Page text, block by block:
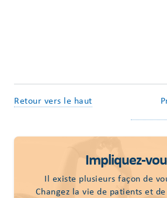
Retour vers le haut
Impliquez-
Il existe plusieurs façon de
Changez la vie de patients et